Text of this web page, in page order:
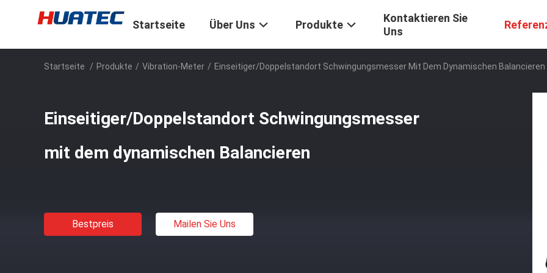
Startseite Über Uns Produkte
Kontaktieren Sie
Uns
Startseite / Produkte / Vibration-Meter / Einseitiger/Doppelstandort Schwingungsmesser Mit Dem Dynamischen Balancieren
Einseitiger/Doppelstandort Schwingungsmesser
mit dem dynamischen Balancieren
Bestpreis Mailen Sie Uns